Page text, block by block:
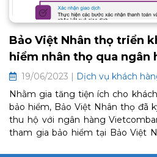
Bảo Việt Nhân thọ triển
hiểm nhân thọ qua ngân
19/06/2023 | Dịch vụ khách
Nhằm gia tăng tiện ích cho
bảo hiểm, Bảo Việt Nhân thọ đã
thu hộ với ngân hàng
tham gia bảo hiểm tại Bảo Việt